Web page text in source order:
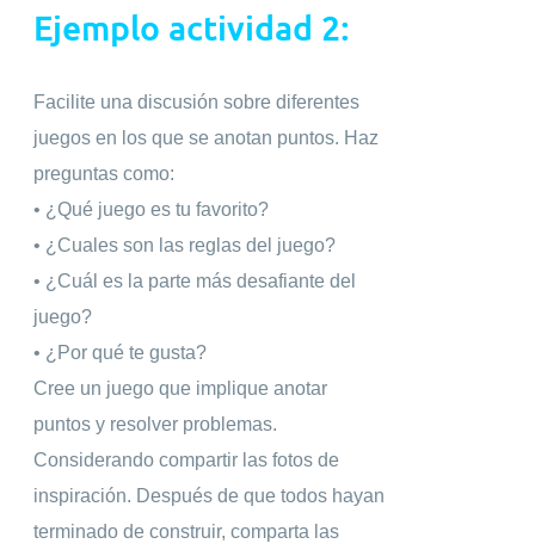
Ejemplo actividad 2:
Facilite una discusión sobre diferentes
juegos en los que se anotan puntos. Haz
preguntas como:
• ¿Qué juego es tu favorito?
• ¿Cuales son las reglas del juego?
• ¿Cuál es la parte más desafiante del
juego?
• ¿Por qué te gusta?
Cree un juego que implique anotar
puntos y resolver problemas.
Considerando compartir las fotos de
inspiración. Después de que todos hayan
terminado de construir, comparta las